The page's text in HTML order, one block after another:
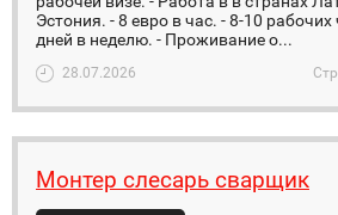
Эстония. - 8 евро в час. - 8-10 рабочих
дней в неделю. - Проживание о...
28.07.2026
Монтер слесарь сварщик